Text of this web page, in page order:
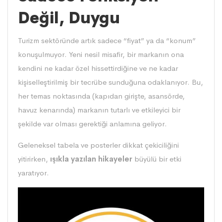
Değil, Duygu
Turizm sektöründe artık sadece “fiyat” ya da “konum”
konuşulmuyor. Yeni nesil misafir, bir markanın ona
kendini ne kadar özel hissettirdiğine ve ne kadar
kişiselleştirilmiş bir tecrübe sunduğuna odaklanıyor. Bu,
her temas noktasında (kapıdan girişte, asansörde,
havuz kenarında) markanın tutarlı ve etkileyici bir
şekilde var olması gerektiği anlamına geliyor.
Geleneksel tabela ve posterler dikkat çekiciliğini
yitirirken, ışıkla yazılan hikayeler büyülü bir etki
yaratıyor.